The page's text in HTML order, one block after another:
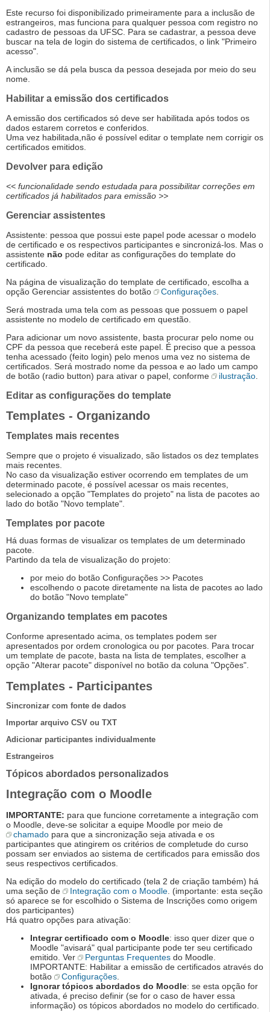
Este recurso foi disponibilizado primeiramente para a inclusão de
estrangeiros, mas funciona para qualquer pessoa com registro no
cadastro de pessoas da UFSC. Para se cadastrar, a pessoa deve
buscar na tela de login do sistema de certificados, o link "Primeiro
acesso".
A inclusão se dá pela busca da pessoa desejada por meio do seu
nome.
Habilitar a emissão dos certificados
A emissão dos certificados só deve ser habilitada após todos os
dados estarem corretos e conferidos.
Uma vez habilitada,não é possível editar o template nem corrigir os
certificados emitidos.
Devolver para edição
<< funcionalidade sendo estudada para possibilitar correções em
certificados já habilitados para emissão >>
Gerenciar assistentes
Assistente: pessoa que possui este papel pode acessar o modelo
de certificado e os respectivos participantes e sincronizá-los. Mas o
assistente não pode editar as configurações do template do
certificado.
Na página de visualização do template de certificado, escolha a
opção Gerenciar assistentes do botão
Configurações.
Será mostrada uma tela com as pessoas que possuem o papel
assistente no modelo de certificado em questão.
Para adicionar um novo assistente, basta procurar pelo nome ou
CPF da pessoa que receberá este papel. É preciso que a pessoa
tenha acessado (feito login) pelo menos uma vez no sistema de
certificados. Será mostrado nome da pessoa e ao lado um campo
de botão (radio button) para ativar o papel, conforme
ilustração.
Editar as configurações do template
Templates - Organizando
Templates mais recentes
Sempre que o projeto é visualizado, são listados os dez templates
mais recentes.
No caso da visualização estiver ocorrendo em templates de um
determinado pacote, é possível acessar os mais recentes,
selecionado a opção "Templates do projeto" na lista de pacotes ao
lado do botão "Novo template".
Templates por pacote
Há duas formas de visualizar os templates de um determinado
pacote.
Partindo da tela de visualização do projeto:
por meio do botão Configurações >> Pacotes
escolhendo o pacote diretamente na lista de pacotes ao lado
do botão "Novo template"
Organizando templates em pacotes
Conforme apresentado acima, os templates podem ser
apresentados por ordem cronologica ou por pacotes. Para trocar
um template de pacote, basta na lista de templates, escolher a
opção "Alterar pacote" disponível no botão da coluna "Opções".
Templates - Participantes
Sincronizar com fonte de dados
Importar arquivo CSV ou TXT
Adicionar participantes individualmente
Estrangeiros
Tópicos abordados personalizados
Integração com o Moodle
IMPORTANTE: para que funcione corretamente a integração com
o Moodle, deve-se solicitar a equipe Moodle por meio de
chamado para que a sincronização seja ativada e os
participantes que atingirem os critérios de completude do curso
possam ser enviados ao sistema de certificados para emissão dos
seus respectivos certificados.
Na edição do modelo do certificado (tela 2 de criação também) há
uma seção de
Integração com o Moodle. (importante: esta seção
só aparece se for escolhido o Sistema de Inscrições como origem
dos participantes)
Há quatro opções para ativação:
Integrar certificado com o Moodle: isso quer dizer que o
Moodle "avisará" qual participante pode ter seu certificado
emitido. Ver
Perguntas Frequentes do Moodle.
IMPORTANTE: Habilitar a emissão de certificados através do
botão
Configurações.
Ignorar tópicos abordados do Moodle: se esta opção for
ativada, é preciso definir (se for o caso de haver essa
informação) os tópicos abordados no modelo do certificado.